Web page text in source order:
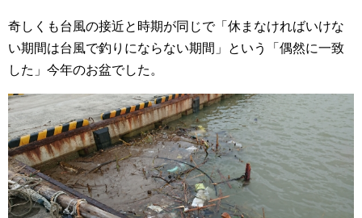
奇しくも台風の接近と時期が同じで「休まなければいけな
い期間は台風で釣りにならない期間」という「偶然に一致
した」今年のお盆でした。